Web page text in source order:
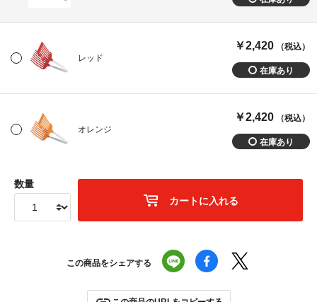
レッド
￥2,420 （税込）
オレンジ
￥2,420 （税込）
数量
カートに入れる
この商品をシェアする